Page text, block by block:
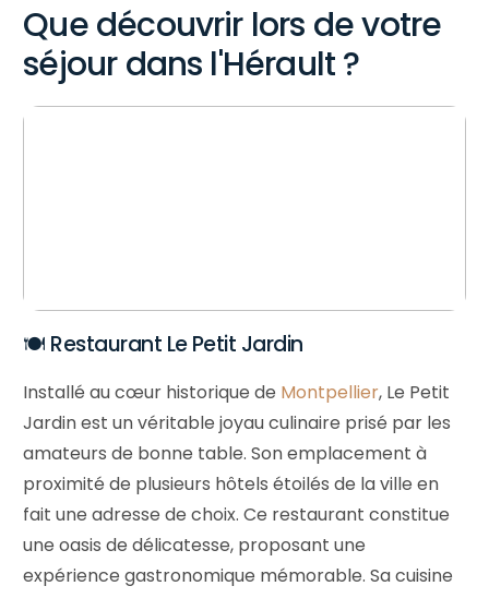
Que découvrir lors de votre
séjour dans l'Hérault ?
🍽️ Restaurant Le Petit Jardin
Installé au cœur historique de Montpellier, Le Petit
Jardin est un véritable joyau culinaire prisé par les
amateurs de bonne table. Son emplacement à
proximité de plusieurs hôtels étoilés de la ville en
fait une adresse de choix. Ce restaurant constitue
une oasis de délicatesse, proposant une
expérience gastronomique mémorable. Sa cuisine